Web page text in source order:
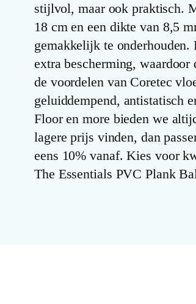
stijlvol, maar ook praktisch.
18 cm en een dikte van 8,5
gemakkelijk te
extra bescherming,
de voordelen van Coretec
geluiddempend, antistatisch
Floor en more bieden we
lagere prijs vinden, dan
eens 10% vanaf. Kies voor
The Essentials PVC Plank